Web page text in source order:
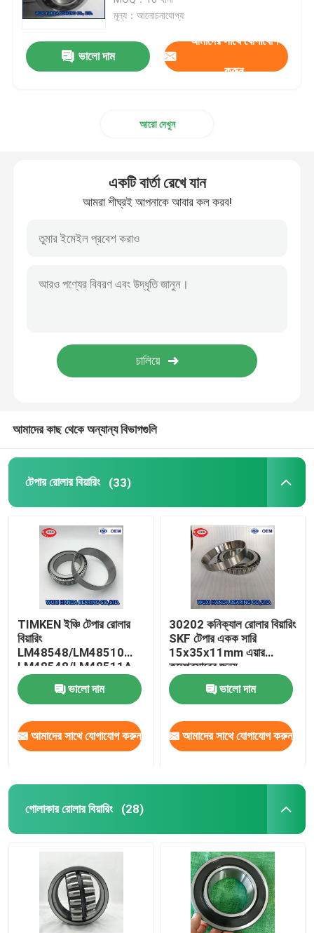
FAG গোলাকার রোলার বিয়ারিং
এনএসকে বল বিয়ারিং
ক্রসড রোলার বিয়ারিং
মূল্য：আলোচনাযোগ্য
ভালো দাম
আমাদের সাথে যোগাযোগ
করুন
আরো দেখুন
একটি বার্তা রেখে যান
আমরা শীঘ্রই আপনাকে আবার কল করব!
আমাদের কাছ থেকে অন্যান্য বিভাগগুলি
টেপার রোলার বিয়ারিং (33)
TIMKEN ইঞ্চি টেপার রোলার
বিয়ারিং
LM48548/LM48510
LM48548/LM48511A
ভালো দাম
আমাদের সাথে যোগাযোগ করুন
30202 কনিক্যাল রোলার বিয়ারিং
SKF টেপার একক সারি
15x35x11mm এয়ার
কম্প্রেসারের জন্য
ভালো দাম
আমাদের সাথে যোগাযোগ করুন
গোলাকার রোলার বিয়ারিং (28)